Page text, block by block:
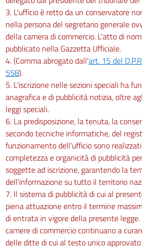
3. L'ufficio è retto da un conservatore
nella persona del segretario generale
della camera di commercio. L'atto di
pubblicato nella Gazzetta Ufficiale.
4. (Comma abrogato dall'art. 15 del
558).
5. L'iscrizione nelle sezioni speciali ha
anagrafica e di pubblicità notizia, oltre
leggi speciali.
6. La predisposizione, la tenuta, la
secondo tecniche informatiche, del
funzionamento dell'ufficio sono
completezza e organicità di pubblicità
soggette ad iscrizione, garantendo la
dell'informazione su tutto il territorio
7. Il sistema di pubblicità di cui al
piena attuazione entro il termine
di entrata in vigore della presente
camere di commercio continuano a
delle ditte di cui al testo unico